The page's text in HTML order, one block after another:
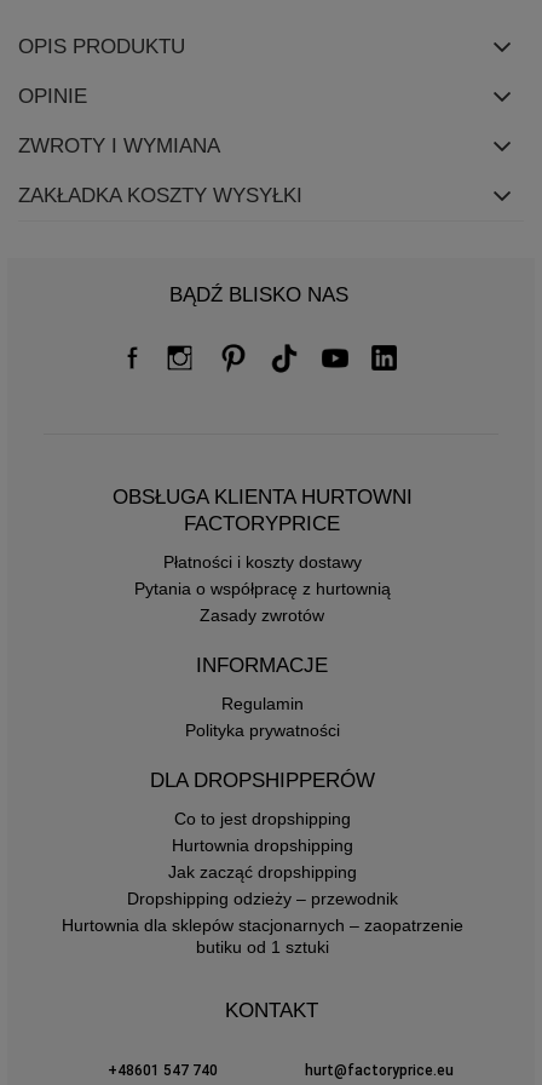
OPIS PRODUKTU
OPINIE
ZWROTY I WYMIANA
ZAKŁADKA KOSZTY WYSYŁKI
BĄDŹ BLISKO NAS
OBSŁUGA KLIENTA HURTOWNI
FACTORYPRICE
Płatności i koszty dostawy
Pytania o współpracę z hurtownią
Zasady zwrotów
INFORMACJE
Regulamin
Polityka prywatności
DLA DROPSHIPPERÓW
Co to jest dropshipping
Hurtownia dropshipping
Jak zacząć dropshipping
Dropshipping odzieży – przewodnik
Hurtownia dla sklepów stacjonarnych – zaopatrzenie
butiku od 1 sztuki
KONTAKT
+48601 547 740 hurt@factoryprice.eu